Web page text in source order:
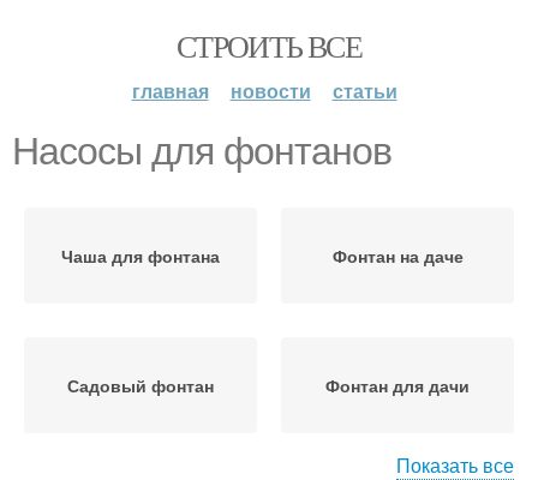
СТРОИТЬ ВСЕ
главная новости статьи
Насосы для фонтанов
Чаша для фонтана Фонтан на даче
Садовый фонтан Фонтан для дачи
Показать все